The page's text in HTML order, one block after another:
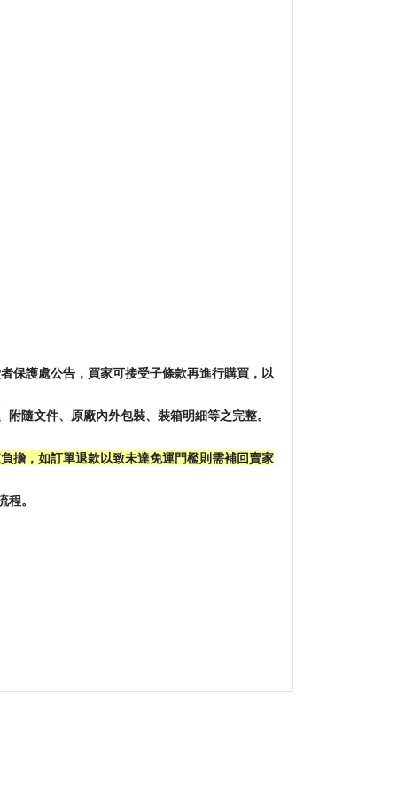
保護處公告，買家可接受子條款再進行購買，以
隨文件、原廠內外包裝、裝箱明細等之完整。
擔，如訂單退款以致未達免運門檻則需補回賣家
。